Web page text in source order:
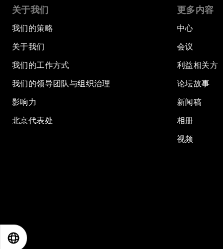
关于我们
我们的策略
关于我们
我们的工作方式
我们的领导团队与组织治理
影响力
北京代表处
更多内容
中心
会议
利益相关方
论坛故事
新闻稿
相册
视频